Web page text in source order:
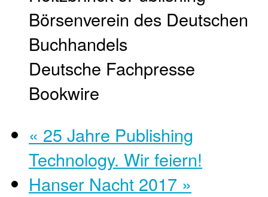
Börsenverein des Deutschen
Buchhandels
Deutsche Fachpresse
Bookwire
« 25 Jahre Publishing
Technology. Wir feiern!
Hanser Nacht 2017 »